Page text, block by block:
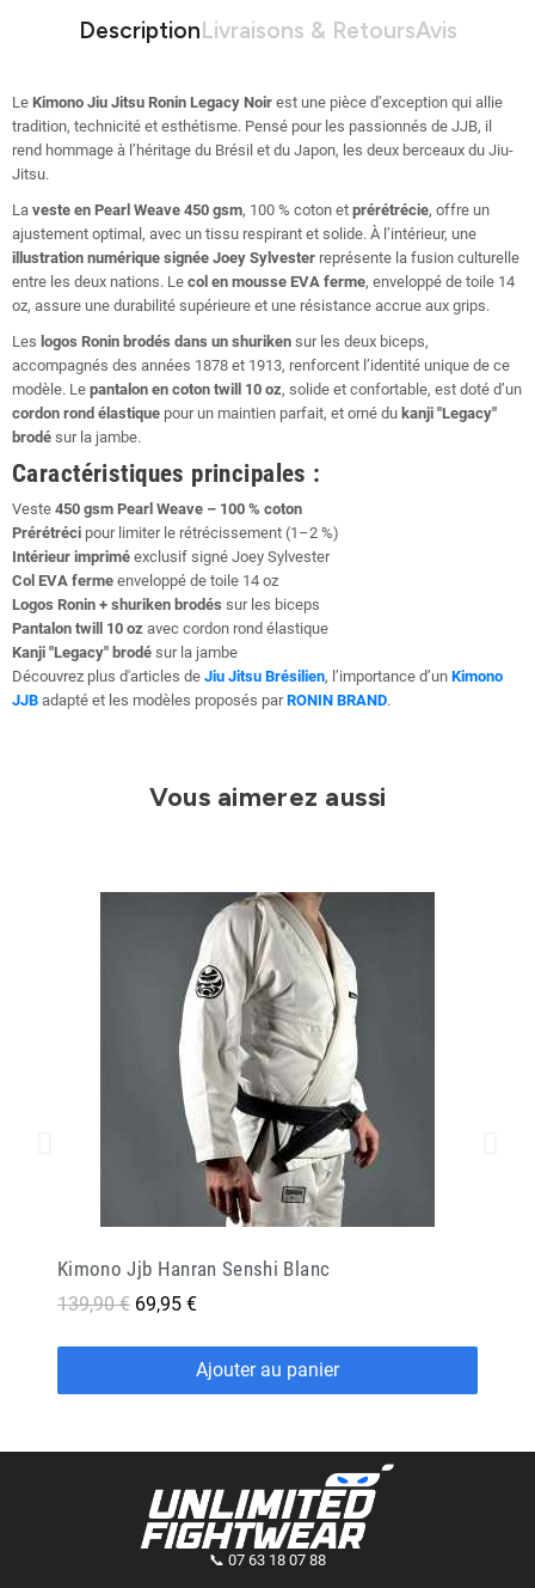
DescriptionLivraisons & RetoursAvis
Le Kimono Jiu Jitsu Ronin Legacy Noir est une pièce d’exception qui allie
tradition, technicité et esthétisme. Pensé pour les passionnés de JJB, il
rend hommage à l’héritage du Brésil et du Japon, les deux berceaux du Jiu-
Jitsu.
La veste en Pearl Weave 450 gsm, 100 % coton et prérétrécie, offre un
ajustement optimal, avec un tissu respirant et solide. À l’intérieur, une
illustration numérique signée Joey Sylvester représente la fusion culturelle
entre les deux nations. Le col en mousse EVA ferme, enveloppé de toile 14
oz, assure une durabilité supérieure et une résistance accrue aux grips.
Les logos Ronin brodés dans un shuriken sur les deux biceps,
accompagnés des années 1878 et 1913, renforcent l’identité unique de ce
modèle. Le pantalon en coton twill 10 oz, solide et confortable, est doté d’un
cordon rond élastique pour un maintien parfait, et orné du kanji "Legacy"
brodé sur la jambe.
Caractéristiques principales :
Veste 450 gsm Pearl Weave – 100 % coton
Prérétréci pour limiter le rétrécissement (1–2 %)
Intérieur imprimé exclusif signé Joey Sylvester
Col EVA ferme enveloppé de toile 14 oz
Logos Ronin + shuriken brodés sur les biceps
Pantalon twill 10 oz avec cordon rond élastique
Kanji "Legacy" brodé sur la jambe
Découvrez plus d'articles de Jiu Jitsu Brésilien, l’importance d’un Kimono
JJB adapté et les modèles proposés parRONIN BRAND.
Vous aimerez aussi
Kimono Jjb Hanran Senshi Blanc
139,90 € 69,95 €
Ajouter au panier
📞 07 63 18 07 88